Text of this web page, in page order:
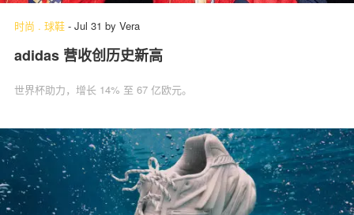
时尚 . 球鞋 - Jul 31 by Vera
adidas 营收创历史新高
世界杯助力，增长 14% 至 67 亿欧元。